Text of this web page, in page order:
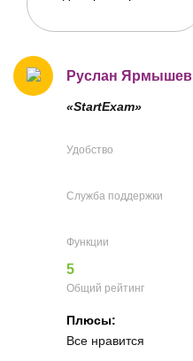
Руслан Ярмышев
«StartExam»
Удобство
Служба поддержки
Функции
5
Общий рейтинг
Плюсы:
Все нравится